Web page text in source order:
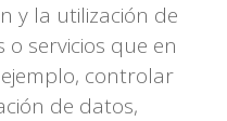
y la utilización de
servicios que en
controlar
de datos,